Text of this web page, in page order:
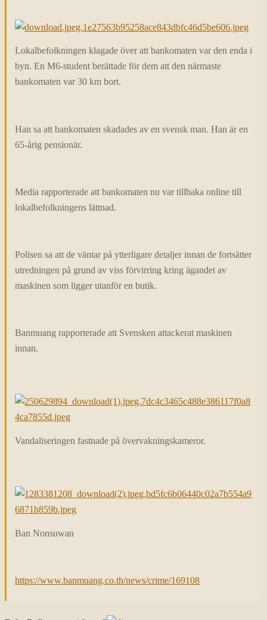
Lokalbefolkningen klagade över att bankomaten var den enda i
byn. En M6-student berättade för dem att den närmaste
bankomaten var 30 km bort.
Han sa att bankomaten skadades av en svensk man. Han är en
65-årig pensionär.
Media rapporterade att bankomaten nu var tillbaka online till
lokalbefolkningens lättnad.
Polisen sa att de väntar på ytterligare detaljer innan de fortsätter
utredningen på grund av viss förvirring kring ägandet av
maskinen som ligger utanför en butik.
Banmuang rapporterade att Svensken attackerat maskinen
innan.
Vandaliseringen fastnade på övervakningskameror.
Ban Nonsuwan
https://www.banmuang.co.th/news/crime/169108